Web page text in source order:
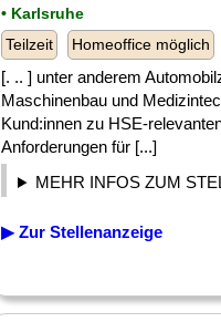
• Karlsruhe
Teilzeit
Homeoffice möglich
[. .. ] unter anderem
Maschinenbau und
Kund:innen zu HSE-
Anforderungen für [...]
MEHR INFOS ZUM
▶ Zur Stellenanzeige